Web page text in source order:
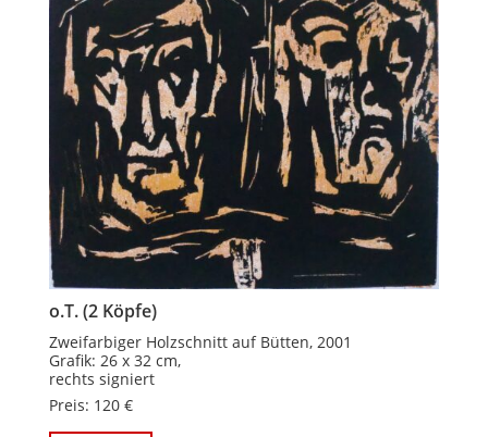
o.T. (2 Köpfe)
Zweifarbiger Holzschnitt auf Bütten, 2001
Grafik: 26 x 32 cm,
rechts signiert
Preis: 120 €